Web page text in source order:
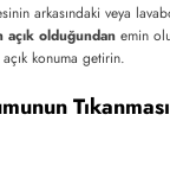
arkasındaki veya
açık olduğundan emin
konuma getirin.